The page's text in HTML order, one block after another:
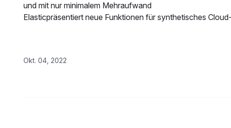
und mit nur minimalem Mehraufwand
Elasticpräsentiert neue Funktionen für synthetisches
Okt. 04, 2022